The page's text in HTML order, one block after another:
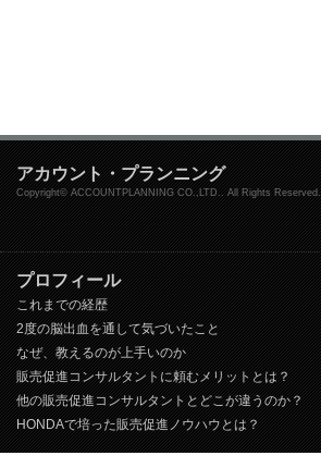
アカウント・プランニング
Copyright© ACCOUNTPLANNING CO.,LTD.. All Rights Reserved.
プロフィール
これまでの経歴
2度の脳出血を通して気づいたこと
なぜ、教えるのが上手いのか
販売促進コンサルタントに頼むメリットとは？
他の販売促進コンサルタントとどこが違うのか？
HONDAで培った販売促進ノウハウとは？